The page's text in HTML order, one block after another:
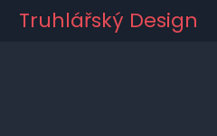
Truhlářský Design